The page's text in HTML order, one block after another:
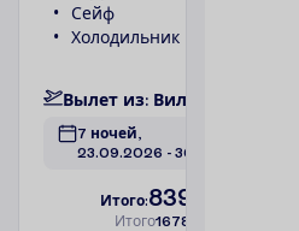
Сейф
Холодильник
Вылет из: Вил
7 ночей,
23.09.2026 - 30.09.2026
Итого:839.00
Итого1678.00